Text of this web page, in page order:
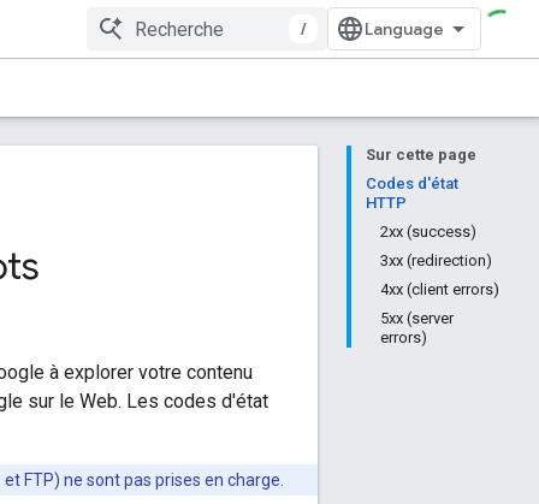
/
Sur cette page
Codes d'état
HTTP
2xx (success)
3xx (redirection)
4xx (client errors)
5xx (server
errors)
à explorer votre contenu
sur le Web. Les codes d'état
FTP) ne sont pas prises en charge.